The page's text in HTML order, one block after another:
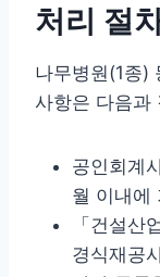
처리 절
나무병원(1종)
사항은 다음과
공인회계
월 이내에
「건설산
경식재공